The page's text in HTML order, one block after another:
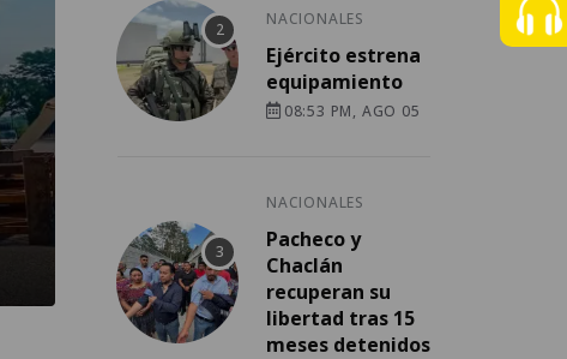
NACIONALES
Ejército estrena
equipamiento
08:53 PM, AGO 05
NACIONALES
Pacheco y
Chaclán
recuperan su
libertad tras 15
meses detenidos